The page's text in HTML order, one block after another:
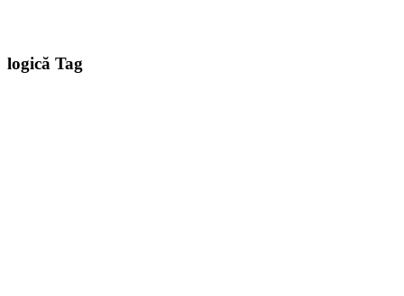
logică Tag